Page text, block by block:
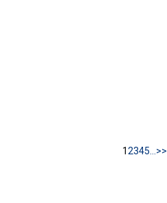
12345 >>